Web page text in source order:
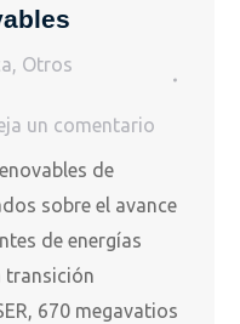
, Otros
un comentario
de
sobre el avance
de energías
transición
670 megavatios